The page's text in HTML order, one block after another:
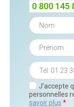
0 800 145
J'accepte
personnelles
savoir plus *